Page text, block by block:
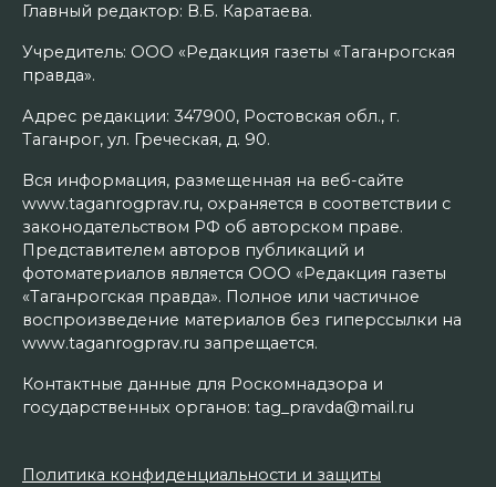
Главный редактор: В.Б. Каратаева.
Учредитель: ООО «Редакция газеты «Таганрогская
правда».
Адрес редакции: 347900, Ростовская обл., г.
Таганрог, ул. Греческая, д. 90.
Вся информация, размещенная на веб-сайте
www.taganrogprav.ru, охраняется в соответствии с
законодательством РФ об авторском праве.
Представителем авторов публикаций и
фотоматериалов является ООО «Редакция газеты
«Таганрогская правда». Полное или частичное
воспроизведение материалов без гиперссылки на
www.taganrogprav.ru запрещается.
Контактные данные для Роскомнадзора и
государственных органов: tag_pravda@mail.ru
Политика конфиденциальности и защиты